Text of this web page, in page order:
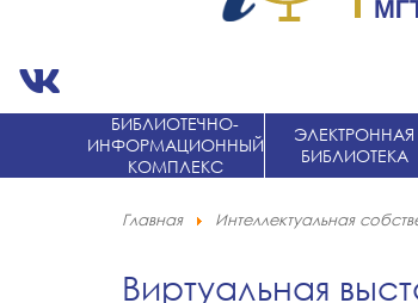
БИБЛИОТЕЧНО-
ИНФОРМАЦИОННЫЙ
КОМПЛЕКС
ЭЛЕКТРОННАЯ
БИБЛИОТЕКА
Главная Интеллектуальная
Виртуальная